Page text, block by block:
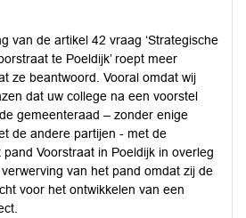
van de artikel 42 vraag ‘Strategische
te Poeldijk’ roept meer
ze beantwoord. Vooral omdat wij
dat uw college na een voorstel
gemeenteraad – zonder enige
de andere partijen - met de
Voorstraat in Poeldijk in overleg
van het pand omdat zij de
voor het ontwikkelen van een